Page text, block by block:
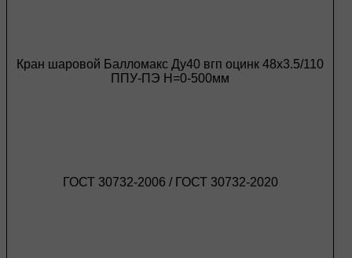
Кран шаровой Балломакс Ду40 вгп оцинк 48х3.5/110
ППУ-ПЭ H=0-500мм
ГОСТ 30732-2006 / ГОСТ 30732-2020